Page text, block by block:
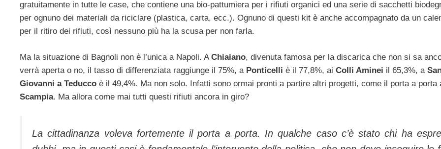
gratuitamente in tutte le case, che contiene una bio-pattumiera per i rifiuti organici ed una serie di sacchetti
per ognuno dei materiali da riciclare (plastica, carta, ecc.). Ognuno di questi kit è anche accompagnato da un
per il ritiro dei rifiuti, così nessuno più ha la scusa per non farla.
Ma la situazione di Bagnoli non è l’unica a Napoli. A Chiaiano, divenuta famosa per la discarica che non si sa
verrà aperta o no, il tasso di differenziata raggiunge il 75%, a Ponticelli è il 77,8%, ai Colli Aminei il 65,3%, a
Giovanni a Teducco è il 49,4%. Ma non solo. Infatti sono ormai pronti a partire altri progetti, come il porta a porta
Scampia. Ma allora come mai tutti questi rifiuti ancora in giro?
La cittadinanza voleva fortemente il porta a porta. In qualche caso c’è stato chi ha